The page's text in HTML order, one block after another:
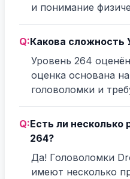
и понимание
Q:Какова сложность
Уровень 264
оценка основана
головоломки и
Q:Есть ли несколько
264?
Да! Головоломки
имеют несколько